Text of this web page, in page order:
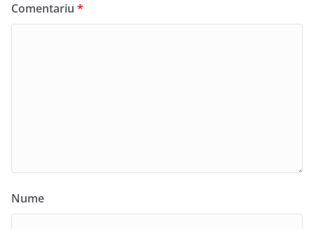
Comentariu *
Nume